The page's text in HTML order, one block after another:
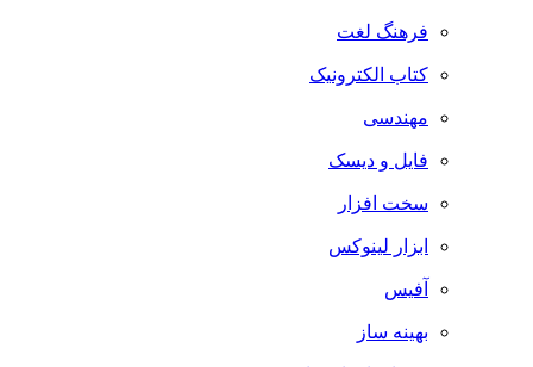
فرهنگ لغت
کتاب الکترونیک
مهندسی
فایل و دیسک
سخت افزار
ابزار لینوکس
آفیس
بهینه ساز